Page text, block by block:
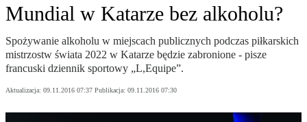
Mundial w Katarze bez alkoholu?
Spożywanie alkoholu w miejscach publicznych podczas piłkarskich
mistrzostw świata 2022 w Katarze będzie zabronione - pisze
francuski dziennik sportowy „L,Equipe”.
Aktualizacja: 09.11.2016 07:37 Publikacja: 09.11.2016 07:30